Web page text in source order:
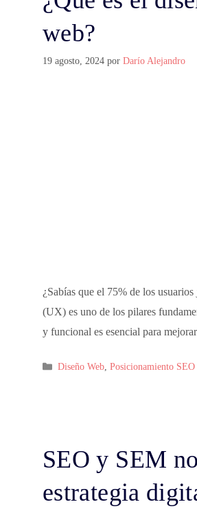
web?
19 agosto, 2024 por Darío Alejandro
¿Sabías que el 75% de los
(UX) es uno de los pilares
y funcional es esencial para
Categorías
Diseño Web, Posicionamiento SEO
SEO y SEM
estrategia